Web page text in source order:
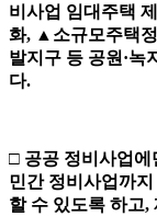
비사업 임대주택
화, ▲ 소규모주택
발지구 등 공원 ·녹
다.
□ 공공 정비사업
민간 정비사업까
할 수 있도록 하고,